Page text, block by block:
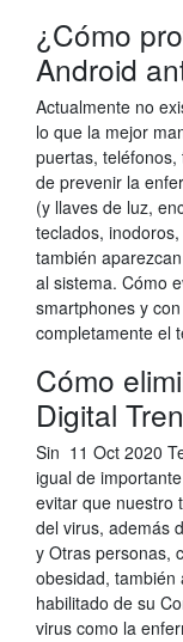
¿Cómo
Android
Actualmente no
lo que la mejor
puertas,
de prevenir la
(y llaves de luz,
teclados,
también
al sistema. Cómo
smartphones y
completamente el
Cómo
Digital
Sin 11 Oct 2020
igual de
evitar que nuestro
del virus, además
y Otras personas,
obesidad, también
habilitado de su
virus como la